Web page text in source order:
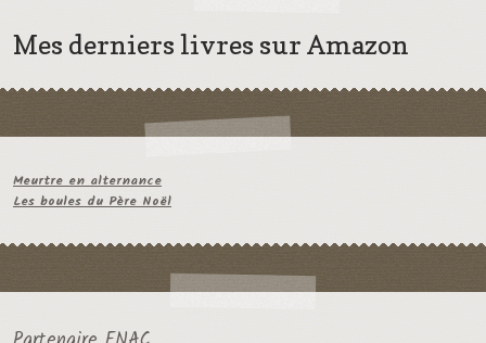
Mes derniers livres sur Amazon
Meurtre en alternance
Les boules du Père Noël